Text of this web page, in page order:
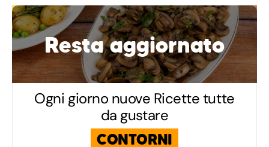
Resta aggiornato
Ogni giorno nuove Ricette tutte
da gustare
CONTORNI